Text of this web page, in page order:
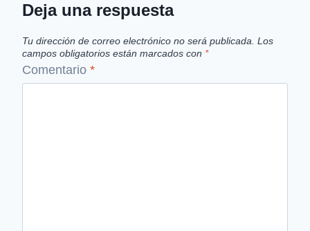
Deja una respuesta
Tu dirección de correo electrónico no será publicada. Los
campos obligatorios están marcados con *
Comentario *